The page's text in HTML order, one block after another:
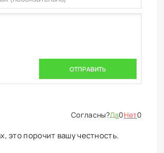
ОТПРАВИТЬ
Да0Нет0
это порочит вашу честность.